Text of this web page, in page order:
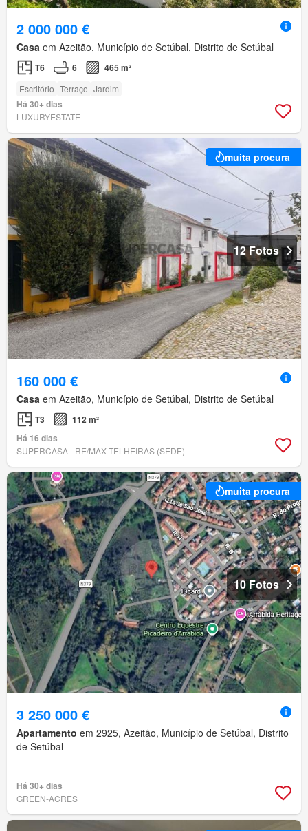
2 000 000 €
Casa em Azeitão, Município de Setúbal, Distrito de Setúbal
T6 6 465 m²
Escritório Terraço Jardim
Há 30+ dias
LUXURYESTATE
muita procura
12 Fotos
160 000 €
Casa em Azeitão, Município de Setúbal, Distrito de Setúbal
T3
112 m²
Há 16 dias
SUPERCASA - RE/MAX TELHEIRAS (SEDE)
muita procura
10 Fotos
3 250 000 €
Apartamento em 2925, Azeitão, Município de Setúbal, Distrito
de Setúbal
Há 30+ dias
GREEN-ACRES